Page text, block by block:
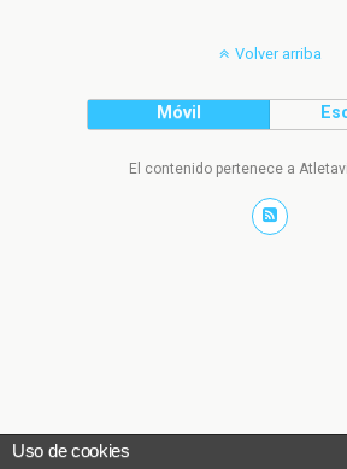
Volver arriba
Móvil
El contenido pertenece a
Uso de cookies